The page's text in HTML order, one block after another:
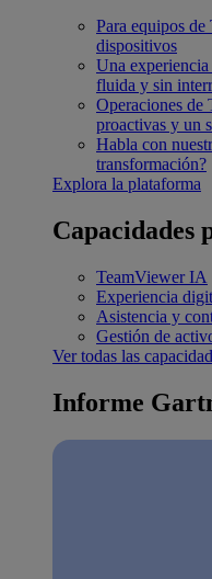
Para equipos
dispositivos
Una
fluida y sin
Operaciones de
proactivas y un
Habla con
transformación?
Explora la plataforma
Capacidades
TeamViewer IA
Experiencia
Asistencia y
Gestión de
Ver todas las
Informe